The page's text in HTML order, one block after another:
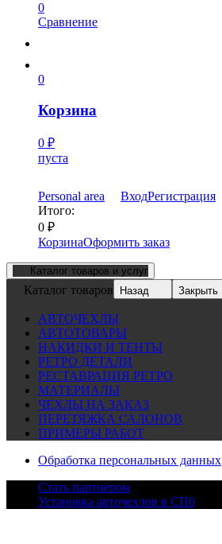
0
Сравнение
0
Корзина
0 ₽
пуста
Personal area ВходРегистрация
Итого:
0 ₽
КорзинаОформить заказ
Каталог товаров и услуг
Каталог товаров Назад Закрыть
АВТОЧЕХЛЫ
АВТОТОВАРЫ
НАКИДКИ И ТЕНТЫ
РЕТРО ДЕТАЛИ
РЕСТАВРАЦИЯ РЕТРО
МАТЕРИАЛЫ
ЧЕХЛЫ НА ЗАКАЗ
ПЕРЕТЯЖКА САЛОНОВ
ПРИМЕРЫ РАБОТ
Обработка персональных данных
Стать партнером
Установка авточехлов в СПб